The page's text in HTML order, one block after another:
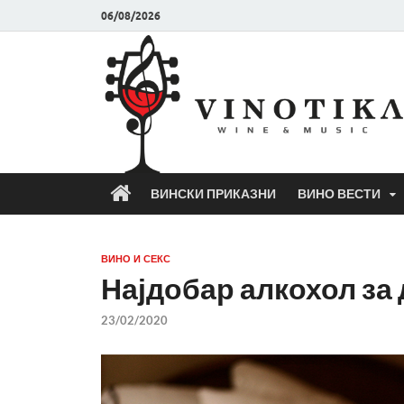
06/08/2026
ВИНСКИ ПРИКАЗНИ ВИНО ВЕСТИ
ВИНО И СЕКС
Најдобар алкохол за
23/02/2020